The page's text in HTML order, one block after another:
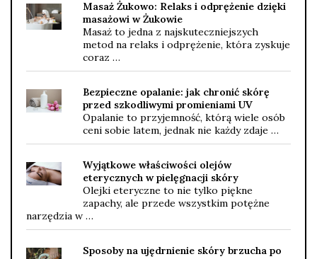
Masaż Żukowo: Relaks i odprężenie dzięki
masażowi w Żukowie
Masaż to jedna z najskuteczniejszych
metod na relaks i odprężenie, która zyskuje
coraz …
Bezpieczne opalanie: jak chronić skórę
przed szkodliwymi promieniami UV
Opalanie to przyjemność, którą wiele osób
ceni sobie latem, jednak nie każdy zdaje …
Wyjątkowe właściwości olejów
eterycznych w pielęgnacji skóry
Olejki eteryczne to nie tylko piękne
zapachy, ale przede wszystkim potężne
narzędzia w …
Sposoby na ujędrnienie skóry brzucha po